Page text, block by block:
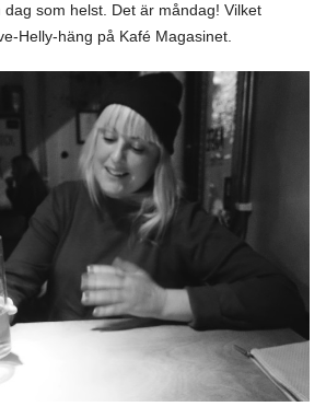
som helst. Det är måndag! Vilket
Helly-häng på Kafé Magasinet.